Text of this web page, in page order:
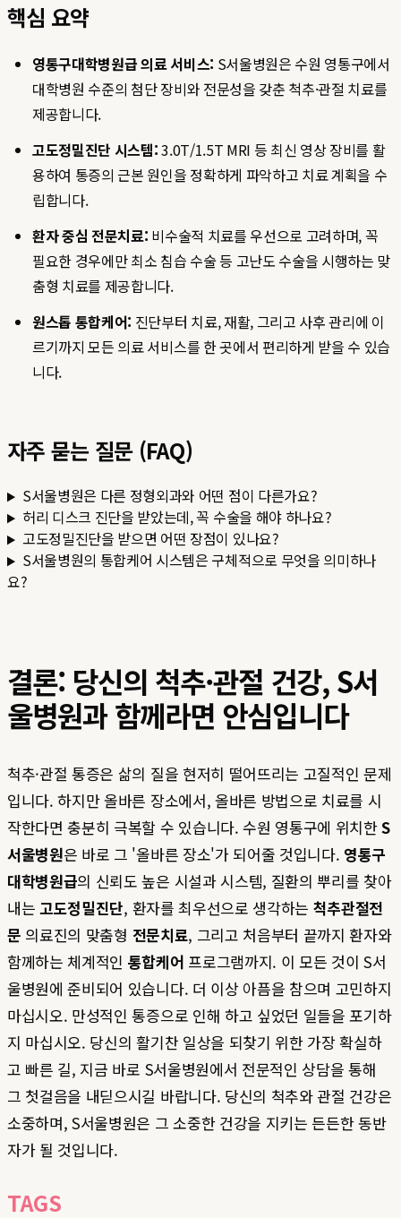
핵심 요약
영통구대학병원급 의료 서비스: S서울병원은 수원 영통구에서
대학병원 수준의 첨단 장비와 전문성을 갖춘 척추·관절 치료를
제공합니다.
고도정밀진단 시스템:3.0T/1.5T MRI 등 최신 영상 장비를 활
용하여 통증의 근본 원인을 정확하게 파악하고 치료 계획을 수
립합니다.
환자 중심 전문치료: 비수술적 치료를 우선으로 고려하며, 꼭
필요한 경우에만 최소 침습 수술 등 고난도 수술을 시행하는 맞
춤형 치료를 제공합니다.
원스톱 통합케어: 진단부터 치료, 재활, 그리고 사후 관리에 이
르기까지 모든 의료 서비스를 한 곳에서 편리하게 받을 수 있습
니다.
자주 묻는 질문 (FAQ)
S서울병원은 다른 정형외과와 어떤 점이 다른가요?
허리 디스크 진단을 받았는데, 꼭 수술을 해야 하나요?
고도정밀진단을 받으면 어떤 장점이 있나요?
S서울병원의 통합케어 시스템은 구체적으로 무엇을 의미하나
요?
결론: 당신의 척추·관절 건강, S서
울병원과 함께라면 안심입니다
척추·관절 통증은 삶의 질을 현저히 떨어뜨리는 고질적인 문제
입니다. 하지만 올바른 장소에서, 올바른 방법으로 치료를 시
작한다면 충분히 극복할 수 있습니다. 수원 영통구에 위치한S
서울병원은 바로 그 '올바른 장소'가 되어줄 것입니다. 영통구
대학병원급의 신뢰도 높은 시설과 시스템, 질환의 뿌리를 찾아
내는고도정밀진단, 환자를 최우선으로 생각하는 척추관절전
문 의료진의 맞춤형 전문치료, 그리고 처음부터 끝까지 환자와
함께하는 체계적인 통합케어 프로그램까지. 이 모든 것이 S서
울병원에 준비되어 있습니다. 더 이상 아픔을 참으며 고민하지
마십시오. 만성적인 통증으로 인해 하고 싶었던 일들을 포기하
지 마십시오. 당신의 활기찬 일상을 되찾기 위한 가장 확실하
고 빠른 길, 지금 바로 S서울병원에서 전문적인 상담을 통해
그 첫걸음을 내딛으시길 바랍니다. 당신의 척추와 관절 건강은
소중하며, S서울병원은 그 소중한 건강을 지키는 든든한 동반
자가 될 것입니다.
TAGS